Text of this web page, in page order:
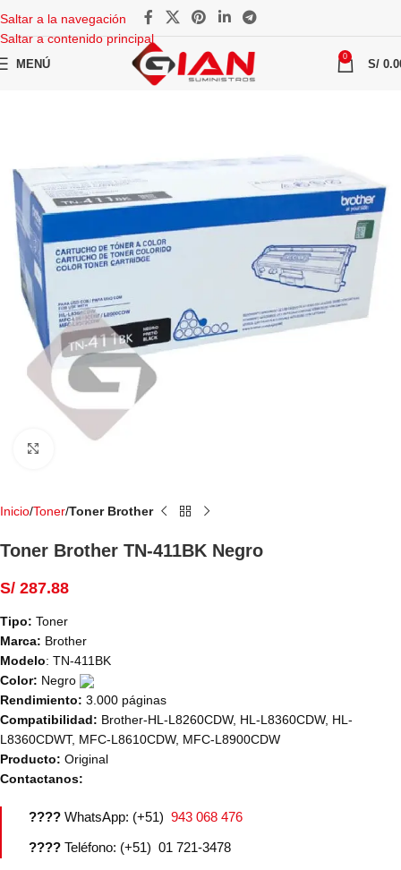
Saltar a la navegación
Saltar a contenido principal
MENÚ
0
S/
Inicio Toner Toner Brother
Toner Brother TN-411BK Negro
S/ 287.88
Tipo: Toner
Marca: Brother
Modelo: TN-411BK
Color: Negro
Rendimiento: 3.000 páginas
Compatibilidad: Brother-HL-L8260CDW, HL-L8360CDW, HL-
L8360CDWT, MFC-L8610CDW, MFC-L8900CDW
Producto: Original
Contactanos:
???? WhatsApp: (+51) 943 068 476
???? Teléfono: (+51) 01 721-3478